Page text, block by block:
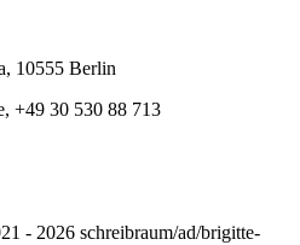
10555 Berlin
+49 30 530 88 713
- 2026 schreibraum/ad/brigitte-